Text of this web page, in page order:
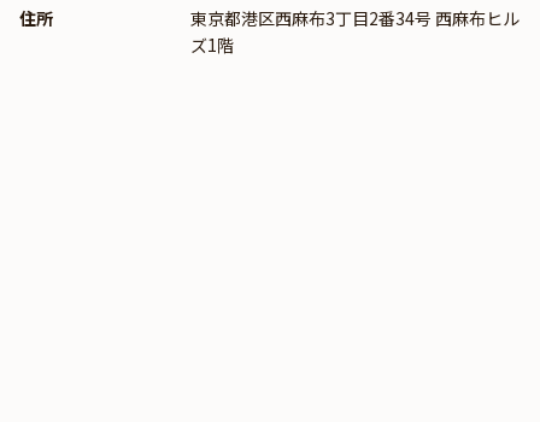
住所
東京都港区西麻布3丁目2番34号 西麻布ヒル
ズ1階